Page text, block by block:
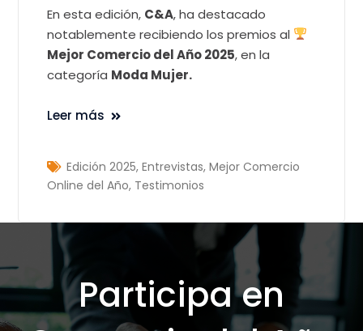
En esta edición, C&A, ha destacado
notablemente recibiendo los premios al
Mejor Comercio del Año 2025, en la
categoría Moda Mujer.
Leer más
Edición 2025,Entrevistas,Mejor Comercio
Online del Año, Testimonios
Participa en